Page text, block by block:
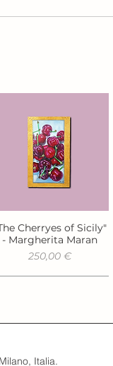
Vista rapida
Cherryes of Sicily"
- Margherita Maran
Prezzo
250,00 €
Italia.